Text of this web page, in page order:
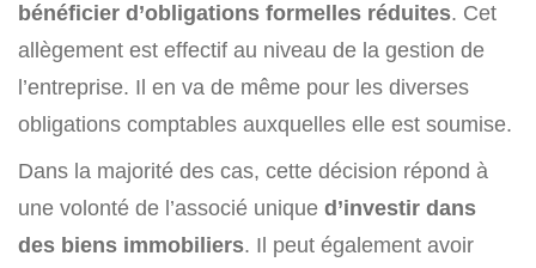
bénéficier d’obligations formelles réduites. Cet
allègement est effectif au niveau de la gestion de
l’entreprise. Il en va de même pour les diverses
obligations comptables auxquelles elle est soumise.
Dans la majorité des cas, cette décision répond à
une volonté de l’associé unique d’investir dans
des biens immobiliers. Il peut également avoir